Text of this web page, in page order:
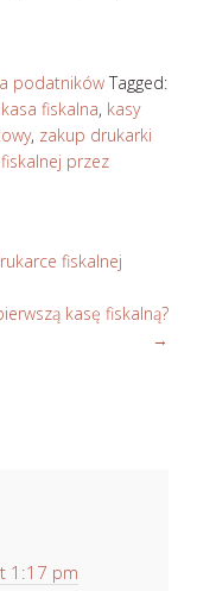
podatników Tagged:
kasa fiskalna, kasy
, zakup drukarki
przez
fiskalnej
kasę fiskalną?
→
1:17 pm